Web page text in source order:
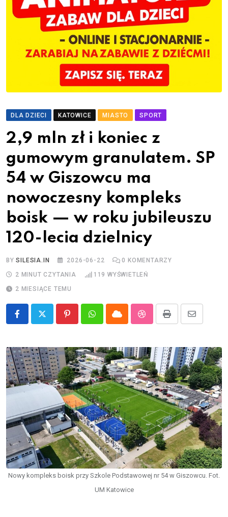
DLA DZIECI KATOWICE MIASTO SPORT
2,9 mln zł i koniec z
gumowym granulatem. SP
54 w Giszowcu ma
nowoczesny kompleks
boisk — w roku jubileuszu
120-lecia dzielnicy
BYSILESIA.IN 2026-06-22 0 KOMENTARZY
2 MINUT CZYTANIA
119 WYŚWIETLEŃ
2 MIESIĄCE TEMU
PinterestWhatsappCloud StumbleUpon
Print
Share
Email
Nowy kompleks boisk przy Szkole Podstawowej nr 54 w Giszowcu. Fot.
UM Katowice